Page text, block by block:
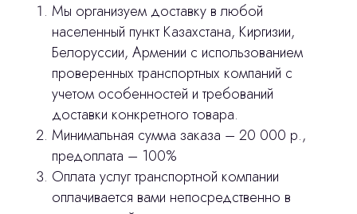
Мы организуем доставку в любой
населенный пункт Казахстана, Киргизии,
Белоруссии, Армении с использованием
проверенных транспортных компаний с
учетом особенностей и требований
доставки конкретного товара.
Минимальная сумма заказа – 20 000 р.,
предоплата – 100%
Оплата услуг транспортной компании
оплачивается вами непосредственно в